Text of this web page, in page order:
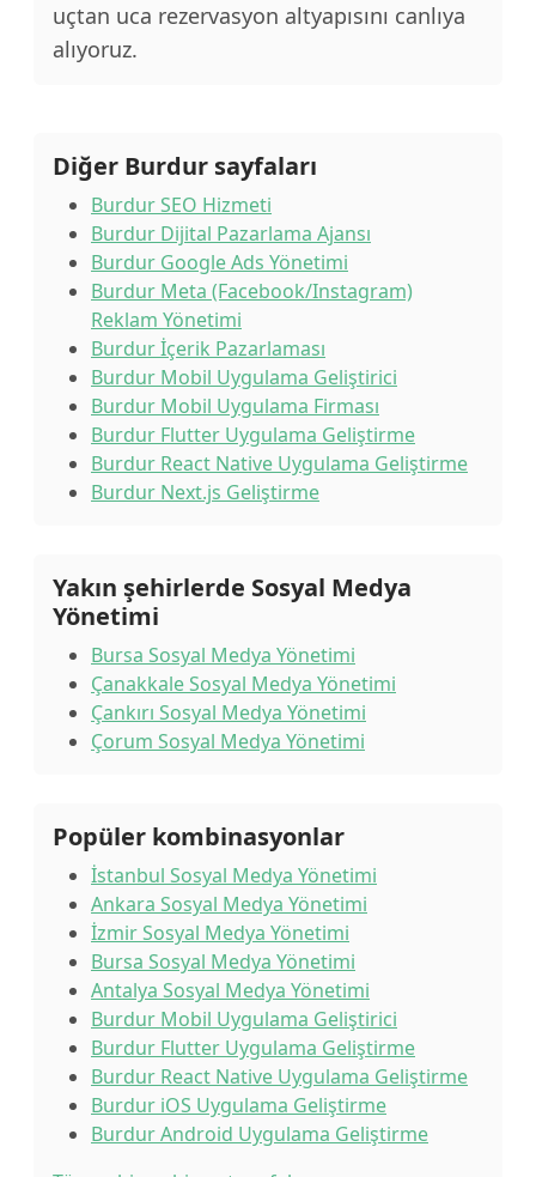
uçtan uca rezervasyon altyapısını canlıya
alıyoruz.
Diğer Burdur sayfaları
Burdur SEO Hizmeti
Burdur Dijital Pazarlama Ajansı
Burdur Google Ads Yönetimi
Burdur Meta (Facebook/Instagram)
Reklam Yönetimi
Burdur İçerik Pazarlaması
Burdur Mobil Uygulama Geliştirici
Burdur Mobil Uygulama Firması
Burdur Flutter Uygulama Geliştirme
Burdur React Native Uygulama Geliştirme
Burdur Next.js Geliştirme
Yakın şehirlerde Sosyal Medya
Yönetimi
Bursa Sosyal Medya Yönetimi
Çanakkale Sosyal Medya Yönetimi
Çankırı Sosyal Medya Yönetimi
Çorum Sosyal Medya Yönetimi
Popüler kombinasyonlar
İstanbul Sosyal Medya Yönetimi
Ankara Sosyal Medya Yönetimi
İzmir Sosyal Medya Yönetimi
Bursa Sosyal Medya Yönetimi
Antalya Sosyal Medya Yönetimi
Burdur Mobil Uygulama Geliştirici
Burdur Flutter Uygulama Geliştirme
Burdur React Native Uygulama Geliştirme
Burdur iOS Uygulama Geliştirme
Burdur Android Uygulama Geliştirme